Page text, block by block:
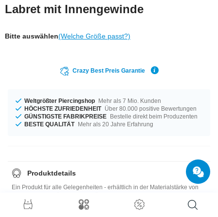
Labret mit Innengewinde
Bitte auswählen(Welche Größe passt?)
Crazy Best Preis Garantie
Weltgrößter Piercingshop Mehr als 7 Mio. Kunden
HÖCHSTE ZUFRIEDENHEIT Über 80.000 positive Bewertungen
GÜNSTIGSTE FABRIKPREISE Bestelle direkt beim Produzenten
BESTE QUALITÄT Mehr als 20 Jahre Erfahrung
Produktdetails
Ein Produkt für alle Gelegenheiten - erhältlich in der Materialstärke von
elegantes Produkt direkt vom Marktführer in unschlagbarer Qualität! Am
besten gleich jetzt bestellen.